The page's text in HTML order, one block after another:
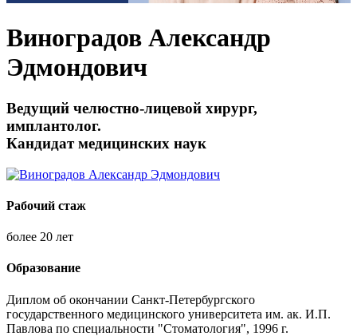
Виноградов Александр
Эдмондович
Ведущий челюстно-лицевой хирург,
имплантолог.
Кандидат медицинских наук
Рабочий стаж
более 20 лет
Образование
Диплом об окончании Санкт-Петербургского
государственного медицинского университета им. ак. И.П.
Павлова по специальности "Стоматология", 1996 г.